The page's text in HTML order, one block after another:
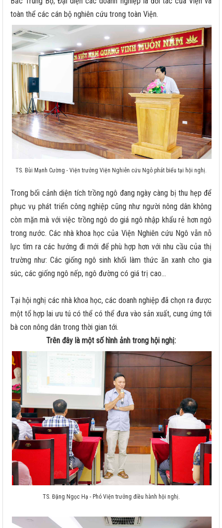
toàn thể các cán bộ nghiên cứu trong toàn Viện.
TS. Bùi Mạnh Cường - Viện trưởng Viện Nghiên cứu Ngô phát biểu tại hội nghị.
Trong bối cảnh diện tích trồng ngô đang ngày càng bị thu hẹp để
phục vụ phát triển công nghiệp cũng như người nông dân không
còn mặn mà với việc trồng ngô do giá ngô nhập khẩu rẻ hơn ngô
trong nước. Các nhà khoa học của Viện Nghiên cứu Ngô vẫn nỗ
lực tìm ra các hướng đi mới để phù hợp hơn với nhu cầu của thị
trường như: Các giống ngô sinh khối làm thức ăn xanh cho gia
súc, các giống ngô nếp, ngô đường có giá trị cao...
Tại hội nghị các nhà khoa học, các doanh nghiệp đã chọn ra được
một tổ hợp lai ưu tú có thể có thể đưa vào sản xuất, cung ứng tới
bà con nông dân trong thời gian tới.
Trên đây là một số hình ảnh trong hội nghị:
TS. Đặng Ngọc Hạ - Phó Viện trưởng điều hành hội nghị.